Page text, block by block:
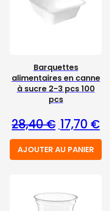
Barquettes
alimentaires en canne
à sucre 2-3 pcs 100
pcs
28,40€ Le prix
17,70 €
AJOUTER AU PANIER